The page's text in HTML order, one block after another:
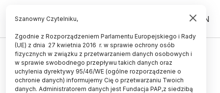
PL EN
UCZELNIE I INSTYTUCJE
Letnia szkoła języka polskiego
UwB dla obcokrajowców
Szanowny Czytelniku,
Zgodnie z Rozporządzeniem Parlamentu Europejskiego i Rady
(UE) z dnia 27 kwietnia 2016 r. w sprawie ochrony osób
fizycznych w związku z przetwarzaniem danych osobowych i
w sprawie swobodnego przepływu takich danych oraz
uchylenia dyrektywy 95/46/WE (ogólne rozporządzenie o
ochronie danych) informujemy Cię o przetwarzaniu Twoich
danych. Administratorem danych jest Fundacja PAP,z siedzibą